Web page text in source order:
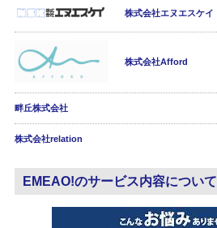
株式会社エヌエスケイ
株式会社Afford
畔丘株式会社
株式会社relation
EMEAO!のサービス内容について